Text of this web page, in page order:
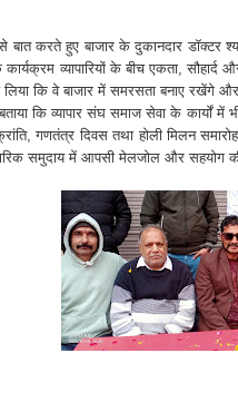
बात करते हुए बाजार के दुकानदार डॉक्टर
व्यापारियों के बीच एकता,
कि वे बाजार में समरसता बनाए रखेंगे
कि व्यापार संघ समाज सेवा के कार्यों में
गणतंत्र दिवस तथा होली मिलन
समुदाय में आपसी मेलजोल और सहयोग